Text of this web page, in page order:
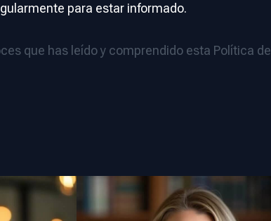
para estar informado.
que has leído y comprendido esta Política de